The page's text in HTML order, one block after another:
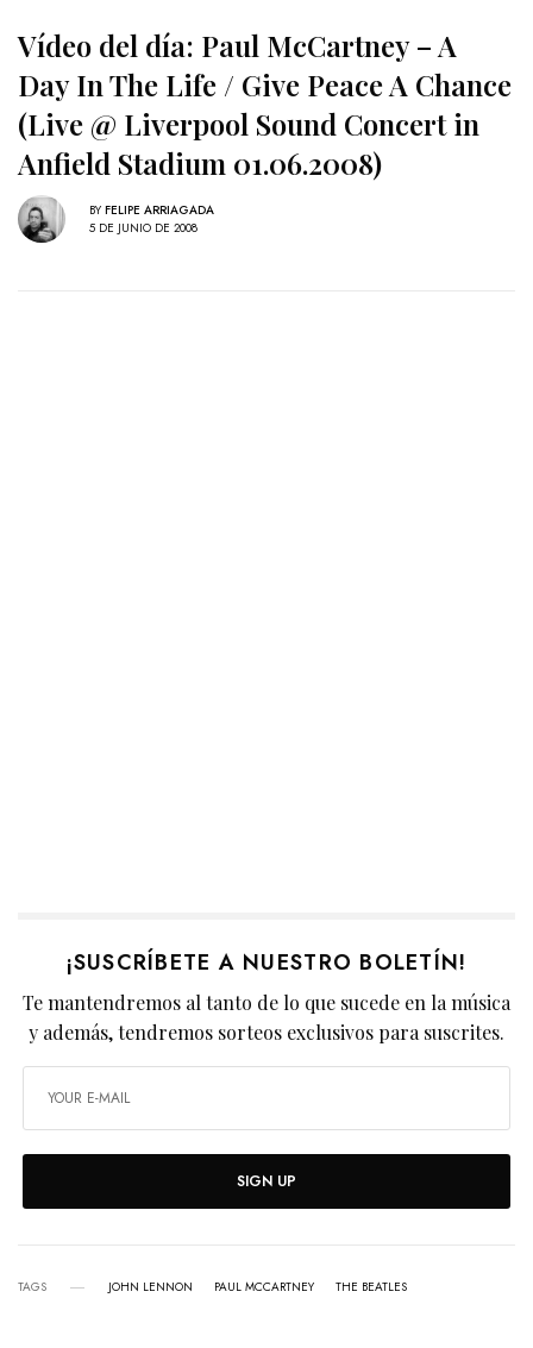
Vídeo del día: Paul McCartney – A
Day In The Life / Give Peace A Chance
(Live @ Liverpool Sound Concert in
Anfield Stadium 01.06.2008)
BY FELIPE ARRIAGADA
5 DE JUNIO DE 2008
¡SUSCRÍBETE A NUESTRO BOLETÍN!
Te mantendremos al tanto de lo que sucede en la música
y además, tendremos sorteos exclusivos para suscrites.
SIGN UP
TAGS JOHN LENNON PAUL MCCARTNEY THE BEATLES